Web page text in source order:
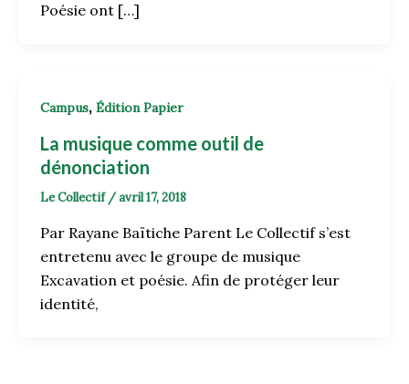
Poésie ont […]
Campus, Édition Papier
La musique comme outil de
dénonciation
Le Collectif /avril 17, 2018
Par Rayane Baïtiche Parent Le Collectif s’est
entretenu avec le groupe de musique
Excavation et poésie. Afin de protéger leur
identité,